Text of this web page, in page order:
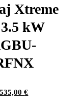
Xtreme
kW
535,00€